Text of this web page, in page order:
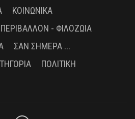
ΚΟΙΝΩΝΙΚΆ
ΠΕΡΙΒΆΛΛΟΝ - ΦΙΛΟΖΩΊΑ
ΣΑΝ ΣΉΜΕΡΑ ...
ΠΟΛΙΤΙΚΉ